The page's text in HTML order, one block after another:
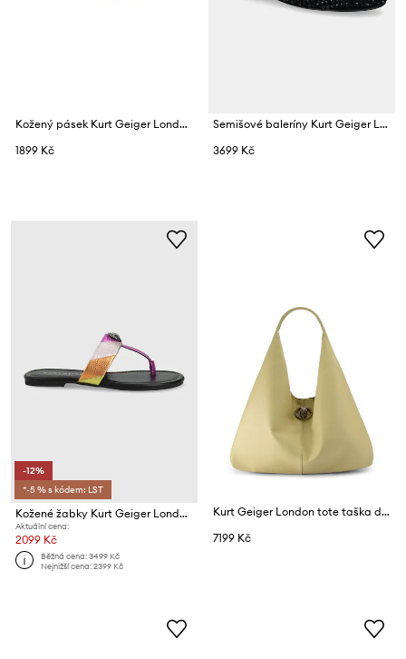
Kožený pásek Kurt Geiger London Shoreditch
1899 Kč
Semišové baleríny Kurt Geiger London Mayfair Ballet Flat
3699 Kč
-12%
*-5 % s kódem: LST
Kožené žabky Kurt Geiger London Kensington T-Bar
Aktuální cena:
2099 Kč
Běžná cena:3499 Kč
Nejnižší cena:2399 Kč
Kurt Geiger London tote taška dámská kožená CHELSEA LG SLOUCH HOBO
7199 Kč